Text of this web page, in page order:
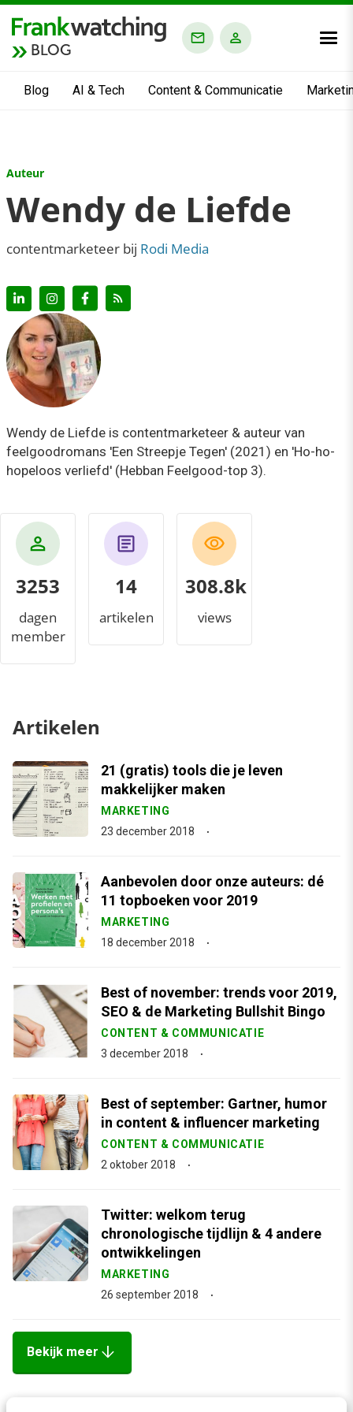
BLOG
Blog AI & Tech Content & Communicatie
Auteur
Wendy de Liefde
contentmarketeer bij Rodi Media
Wendy de Liefde is contentmarketeer & auteur van
feelgoodromans 'Een Streepje Tegen' (2021) en 'Ho-ho-
hopeloos verliefd' (Hebban Feelgood-top 3).
3253
dagen
member
14
artikelen
321.7k
views
Artikelen
21 (gratis) tools die je leven
makkelijker maken
MARKETING
23 december 2018
Aanbevolen door onze auteurs: dé
11 topboeken voor 2019
MARKETING
18 december 2018
Best of november: trends voor 2019,
SEO & de Marketing Bullshit Bingo
CONTENT & COMMUNICATIE
3 december 2018
Best of september: Gartner, humor
in content & influencer marketing
CONTENT & COMMUNICATIE
2 oktober 2018
Twitter: welkom terug
chronologische tijdlijn & 4 andere
ontwikkelingen
MARKETING
26 september 2018
Bekijk meer arrow_downward